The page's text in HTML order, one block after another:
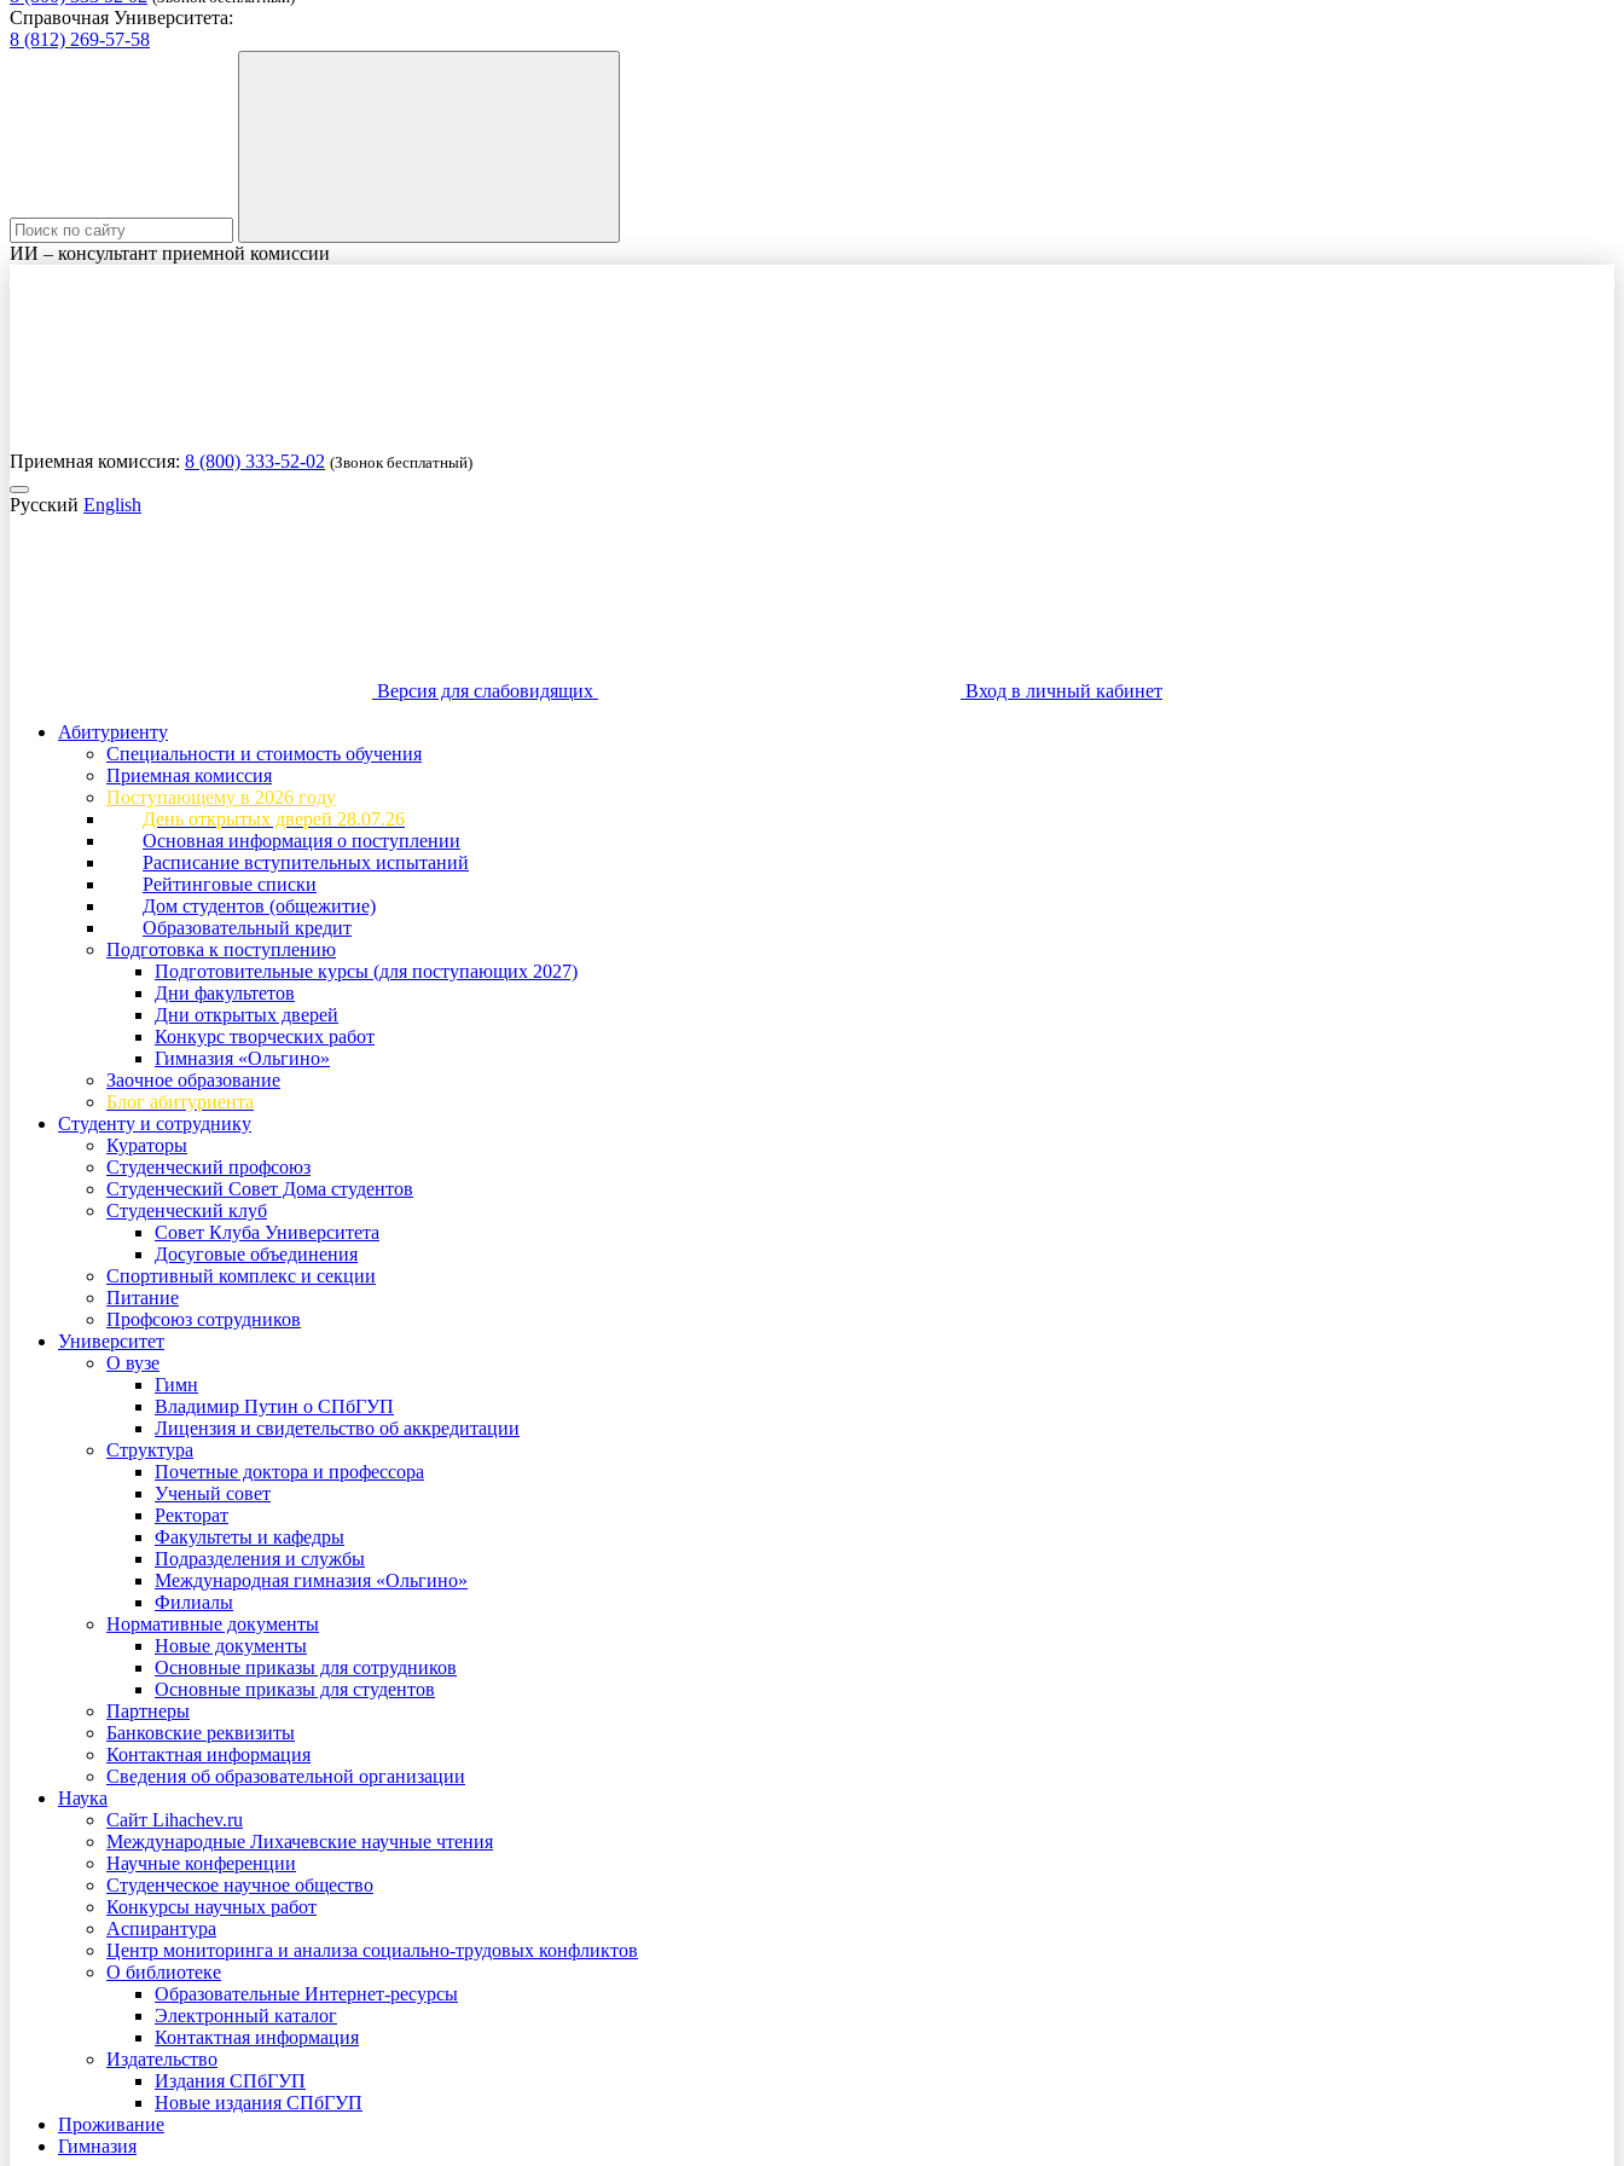
Справочная Университета:
8 (812) 269-57-58
ИИ – консультант приемной комиссии
Приемная комиссия: 8 (800) 333-52-02 (Звонок бесплатный)
Русский English
Версия для слабовидящих
Вход в личный кабинет
Абитуриенту
Специальности и стоимость обучения
Приемная комиссия
Поступающему в 2026 году
День открытых дверей 28.07.26
Основная информация о поступлении
Расписание вступительных испытаний
Рейтинговые списки
Дом студентов (общежитие)
Образовательный кредит
Подготовка к поступлению
Подготовительные курсы (для поступающих 2027)
Дни факультетов
Дни открытых дверей
Конкурс творческих работ
Гимназия «Ольгино»
Заочное образование
Блог абитуриента
Студенту и сотруднику
Кураторы
Студенческий профсоюз
Студенческий Совет Дома студентов
Студенческий клуб
Совет Клуба Университета
Досуговые объединения
Спортивный комплекс и секции
Питание
Профсоюз сотрудников
Университет
О вузе
Гимн
Владимир Путин о СПбГУП
Лицензия и свидетельство об аккредитации
Структура
Почетные доктора и профессора
Ученый совет
Ректорат
Факультеты и кафедры
Подразделения и службы
Международная гимназия «Ольгино»
Филиалы
Нормативные документы
Новые документы
Основные приказы для сотрудников
Основные приказы для студентов
Партнеры
Банковские реквизиты
Контактная информация
Сведения об образовательной организации
Наука
Сайт Lihachev.ru
Международные Лихачевские научные чтения
Научные конференции
Студенческое научное общество
Конкурсы научных работ
Аспирантура
Центр мониторинга и анализа социально-трудовых конфликтов
О библиотеке
Образовательные Интернет-ресурсы
Электронный каталог
Контактная информация
Издательство
Издания СПбГУП
Новые издания СПбГУП
Проживание
Гимназия